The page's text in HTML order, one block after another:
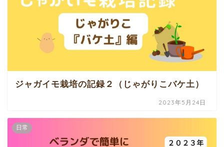
ジャガイモ栽培の記録２（じゃがりこバケ土）
2023年5月24日
日常